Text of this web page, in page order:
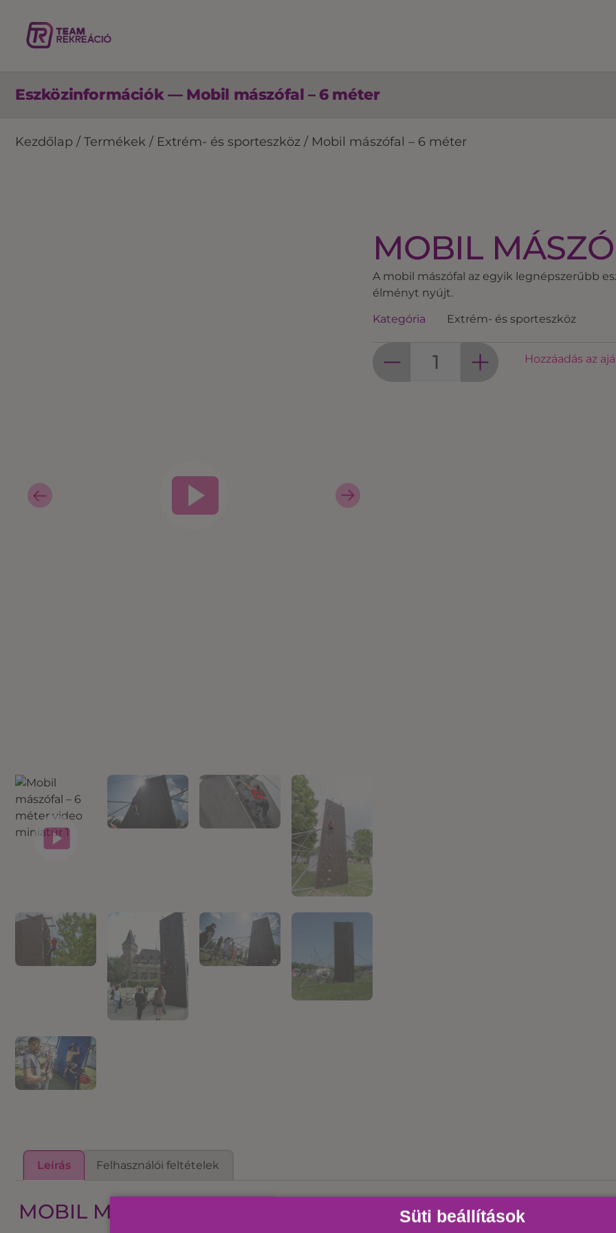
Eszközinformációk — Mobil mászófal – 6 méter
Kezdőlap / Termékek / Extrém- és sporteszköz / Mobil mászófal – 6 méter
MOBIL
A mobil mászófal az egyik legnépszerűbb
élményt nyújt.
Kategória Extrém- és sporteszköz
Hozzáadás az
Leírás Felhasználói feltételek
MOBIL MÁSZÓFAL AZ AKTÍV SZÓRAKOZÁS ESZKÖZE
Süti beállítások